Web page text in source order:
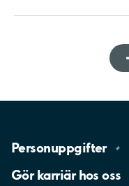
Personuppgifter
Gör karriär hososs